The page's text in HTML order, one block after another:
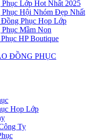
Lớp Hot Nhất 2025
Hội Nhóm Đẹp Nhất
Phục Họp Lớp
Mầm Non
HP Boutique
ĐỒNG PHỤC
Họp Lớp
Ty